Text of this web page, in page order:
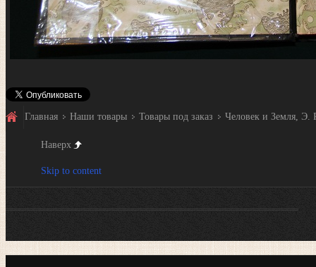
Главная Наши товары Товары под заказ Человек и Земля, Э.
Наверх
Skip to content